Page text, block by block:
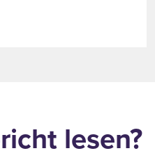
lesen?